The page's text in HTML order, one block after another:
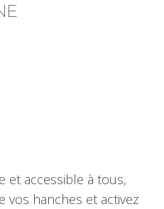
et accessible à tous,
vos hanches et activez